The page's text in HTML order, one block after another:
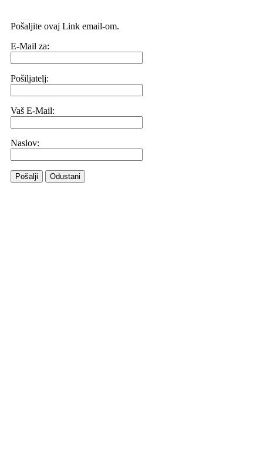
Pošaljite ovaj Link email-om.
E-Mail za:
Pošiljatelj:
Vaš E-Mail:
Naslov:
Pošalji Odustani